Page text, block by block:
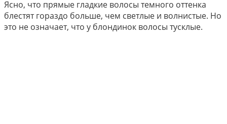
Ясно, что прямые гладкие волосы темного оттенка
блестят гораздо больше, чем светлые и волнистые. Но
это не означает, что у блондинок волосы тусклые.